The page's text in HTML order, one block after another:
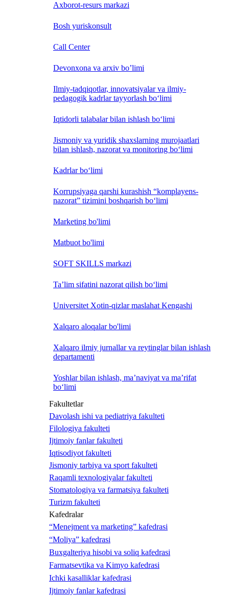
Axborot-resurs markazi
Bosh yuriskonsult
Call Center
Devonxona va arxiv bo’limi
Ilmiy-tadqiqotlar, innovatsiyalar va ilmiy-
pedagogik kadrlar tayyorlash bo‘limi
Iqtidorli talabalar bilan ishlash bo‘limi
Jismoniy va yuridik shaxslarning murojaatlari
bilan ishlash, nazorat va monitoring bo‘limi
Kadrlar bo‘limi
Korrupsiyaga qarshi kurashish “komplayens-
nazorat” tizimini boshqarish bo‘limi
Marketing bo'limi
Matbuot bo'limi
SOFT SKILLS markazi
Ta’lim sifatini nazorat qilish bo‘limi
Universitet Xotin-qizlar maslahat Kengashi
Xalqaro aloqalar bo'limi
Xalqaro ilmiy jurnallar va reytinglar bilan ishlash
departamenti
Yoshlar bilan ishlash, ma’naviyat va ma’rifat
bo‘limi
Fakultetlar
Davolash ishi va pediatriya fakulteti
Filologiya fakulteti
Ijtimoiy fanlar fakulteti
Iqtisodiyot fakulteti
Jismoniy tarbiya va sport fakulteti
Raqamli texnologiyalar fakulteti
Stomatologiya va farmatsiya fakulteti
Turizm fakulteti
Kafedralar
“Menejment va marketing” kafedrasi
“Moliya” kafedrasi
Buxgalteriya hisobi va soliq kafedrasi
Farmatsevtika va Kimyo kafedrasi
Ichki kasalliklar kafedrasi
Ijtimoiy fanlar kafedrasi